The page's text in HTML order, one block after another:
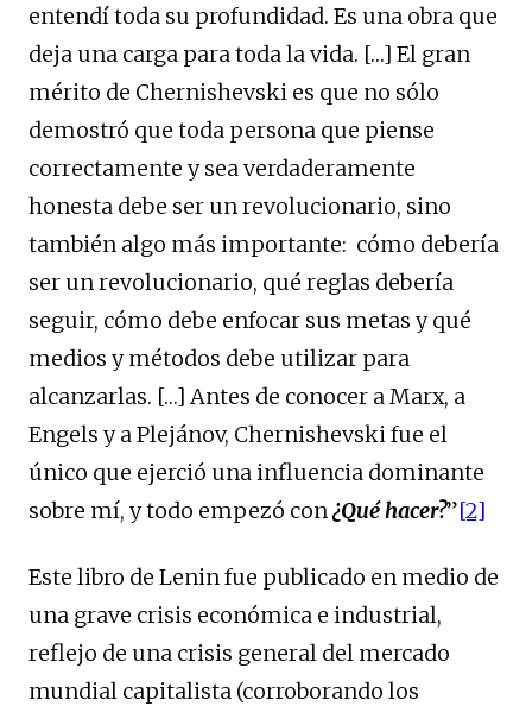
entendí toda su profundidad. Es una obra que
deja una carga para toda la vida. […] El gran
mérito de Chernishevski es que no sólo
demostró que toda persona que piense
correctamente y sea verdaderamente
honesta debe ser un revolucionario, sino
también algo más importante: cómo debería
ser un revolucionario, qué reglas debería
seguir, cómo debe enfocar sus metas y qué
medios y métodos debe utilizar para
alcanzarlas. […] Antes de conocer a Marx, a
Engels y a Plejánov, Chernishevski fue el
único que ejerció una influencia dominante
sobre mí, y todo empezó con¿Qué hacer?”[2]
Este libro de Lenin fue publicado en medio de
una grave crisis económica e industrial,
reflejo de una crisis general del mercado
mundial capitalista (corroborando los